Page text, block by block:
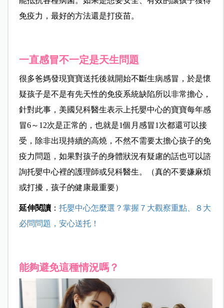
免疫力，最好的方法還是打疫苗。
一直感冒不一定是天生問題
很多爸媽發現寶寶送托後就開始不斷生病感冒，於是懷
疑孩子是不是有先天性的免疫系統缺陷所以非常擔心，
針對此事，美國兒科醫生表示上托嬰中心的寶寶每年感
冒6～12次是正常的，也就是1個月感冒1次都還可以接
受，除非出現持續的高燒，不然不需要太擔心孩子的免
疫力問題，如果對孩子的身體狀況有疑慮的話也可以諮
詢托嬰中心裡的護理師或兒科醫生。（真的不要嫌麻煩
或打擾，孩子的健康最重要）
延伸閱讀： 托嬰中心怎麼選？掌握７大觀察重點、８大
必問問題，安心送托！
能夠避免這種情況嗎？